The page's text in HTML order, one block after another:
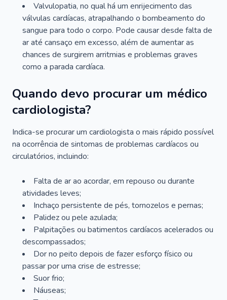
Valvulopatia, no qual há um enrijecimento das
válvulas cardíacas, atrapalhando o bombeamento do
sangue para todo o corpo. Pode causar desde falta de
ar até cansaço em excesso, além de aumentar as
chances de surgirem arritmias e problemas graves
como a parada cardíaca.
Quando devo procurar um médico
cardiologista?
Indica-se procurar um cardiologista o mais rápido possível
na ocorrência de sintomas de problemas cardíacos ou
circulatórios, incluindo:
Falta de ar ao acordar, em repouso ou durante
atividades leves;
Inchaço persistente de pés, tornozelos e pernas;
Palidez ou pele azulada;
Palpitações ou batimentos cardíacos acelerados ou
descompassados;
Dor no peito depois de fazer esforço físico ou
passar por uma crise de estresse;
Suor frio;
Náuseas;